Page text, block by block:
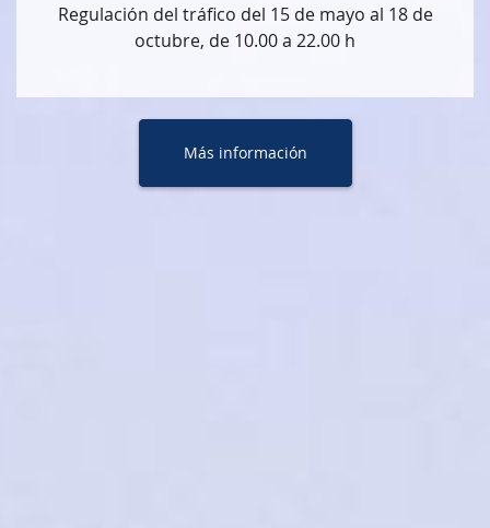
Regulación del tráfico del 15 de mayo al 18 de
octubre, de 10.00 a 22.00 h
Más información